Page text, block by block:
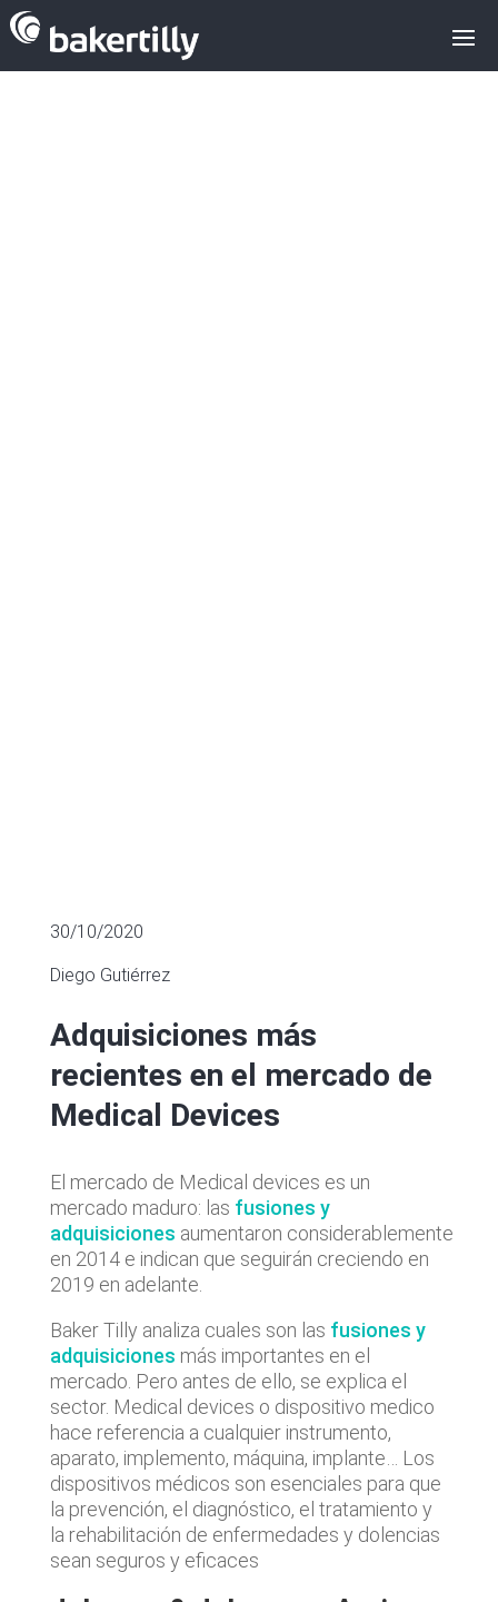
30/10/2020
Diego Gutiérrez
Adquisiciones más
recientes en el mercado de
Medical Devices
El mercado de Medical devices es un
mercado maduro: las fusiones y
adquisiciones aumentaron considerablemente
en 2014 e indican que seguirán creciendo en
2019 en adelante.
Baker Tilly analiza cuales son las fusiones y
adquisiciones más importantes en el
mercado. Pero antes de ello, se explica el
sector. Medical devices o dispositivo medico
hace referencia a cualquier instrumento,
aparato, implemento, máquina, implante… Los
dispositivos médicos son esenciales para que
la prevención, el diagnóstico, el tratamiento y
la rehabilitación de enfermedades y dolencias
sean seguros y eficaces